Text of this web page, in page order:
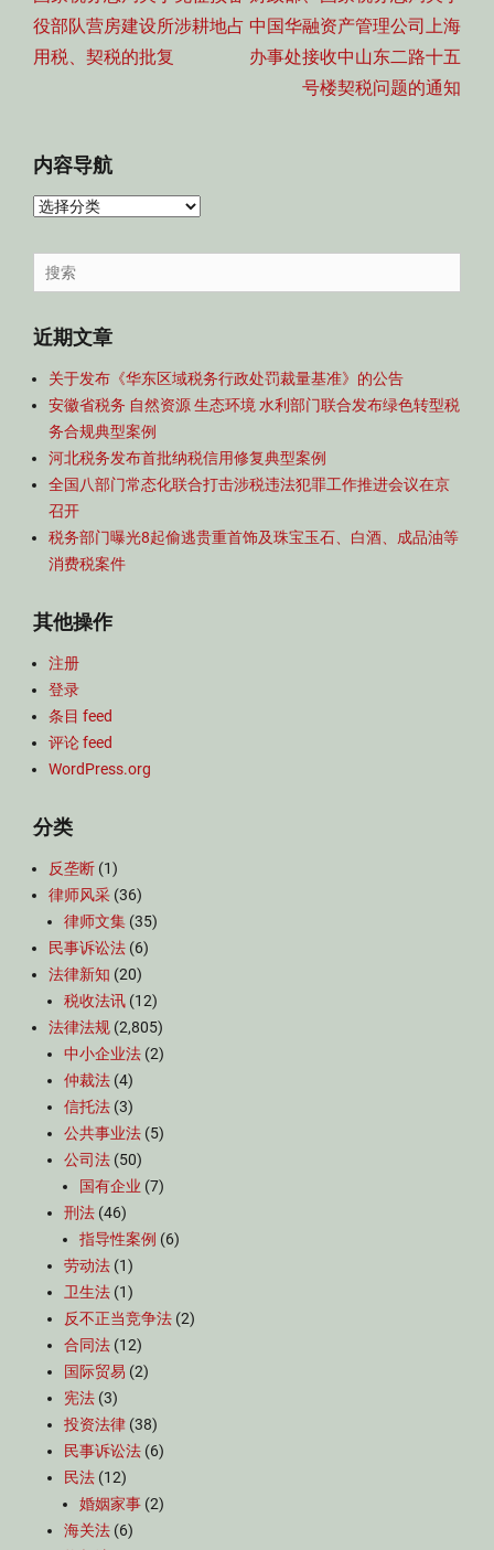
航
post:
役部队营房建设所涉耕地占
用税、契税的批复
post:
中国华融资产管理公司上海
办事处接收中山东二路十五
号楼契税问题的通知
内容导航
内
导
航
Search
for:
近期文章
关于发布《华东区域税务行政处罚裁量基准》的公告
安徽省税务 自然资源 生态环境 水利部门联合发布绿色转型税
务合规典型案例
河北税务发布首批纳税信用修复典型案例
全国八部门常态化联合打击涉税违法犯罪工作推进会议在京
召开
税务部门曝光8起偷逃贵重首饰及珠宝玉石、白酒、成品油等
消费税案件
其他操作
注册
登录
条目 feed
评论 feed
WordPress.org
分类
反垄断 (1)
律师风采 (36)
律师文集 (35)
民事诉讼法 (6)
法律新知 (20)
税收法讯 (12)
法律法规 (2,805)
中小企业法 (2)
仲裁法 (4)
信托法 (3)
公共事业法 (5)
公司法 (50)
国有企业 (7)
刑法 (46)
指导性案例 (6)
劳动法 (1)
卫生法 (1)
反不正当竞争法 (2)
合同法 (12)
国际贸易 (2)
宪法 (3)
投资法律 (38)
民事诉讼法 (6)
民法 (12)
婚姻家事 (2)
海关法 (6)